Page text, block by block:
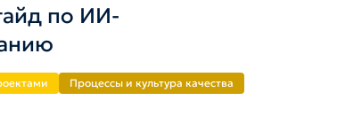
по ИИ-
Процессы и культура качества